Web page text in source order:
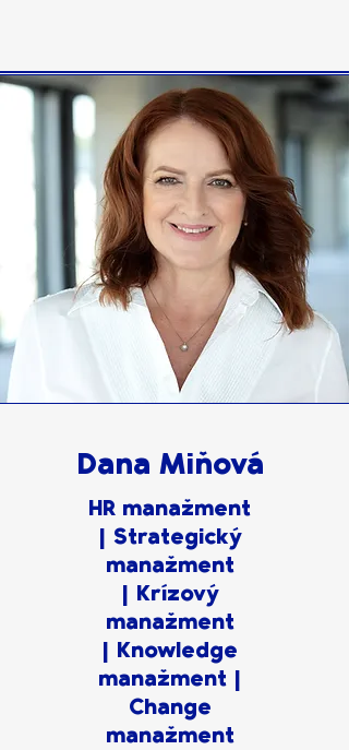
Dana Miňová
HR manažment
| Strategický
manažment
| Krízový
manažment
| Knowledge
manažment |
Change
manažment